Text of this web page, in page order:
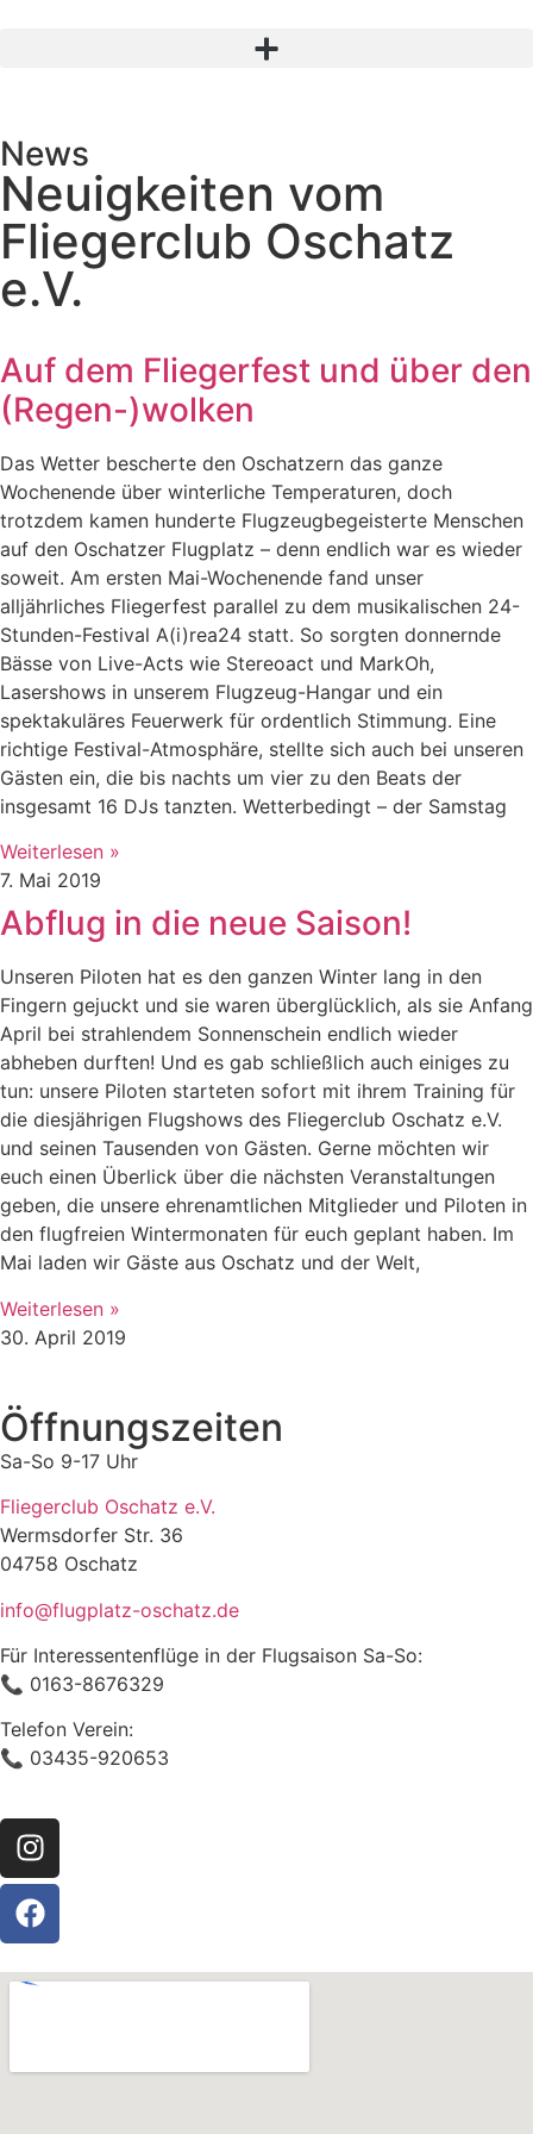
News
Neuigkeiten vom
Fliegerclub Oschatz
e.V.
Auf dem Fliegerfest und über den
(Regen-)wolken
Das Wetter bescherte den Oschatzern das ganze
Wochenende über winterliche Temperaturen, doch
trotzdem kamen hunderte Flugzeugbegeisterte Menschen
auf den Oschatzer Flugplatz – denn endlich war es wieder
soweit. Am ersten Mai-Wochenende fand unser
alljährliches Fliegerfest parallel zu dem musikalischen 24-
Stunden-Festival A(i)rea24 statt. So sorgten donnernde
Bässe von Live-Acts wie Stereoact und MarkOh,
Lasershows in unserem Flugzeug-Hangar und ein
spektakuläres Feuerwerk für ordentlich Stimmung. Eine
richtige Festival-Atmosphäre, stellte sich auch bei unseren
Gästen ein, die bis nachts um vier zu den Beats der
insgesamt 16 DJs tanzten. Wetterbedingt – der Samstag
Weiterlesen »
7. Mai 2019
Abflug in die neue Saison!
Unseren Piloten hat es den ganzen Winter lang in den
Fingern gejuckt und sie waren überglücklich, als sie Anfang
April bei strahlendem Sonnenschein endlich wieder
abheben durften! Und es gab schließlich auch einiges zu
tun: unsere Piloten starteten sofort mit ihrem Training für
die diesjährigen Flugshows des Fliegerclub Oschatz e.V.
und seinen Tausenden von Gästen. Gerne möchten wir
euch einen Überlick über die nächsten Veranstaltungen
geben, die unsere ehrenamtlichen Mitglieder und Piloten in
den flugfreien Wintermonaten für euch geplant haben. Im
Mai laden wir Gäste aus Oschatz und der Welt,
Weiterlesen »
30. April 2019
Öffnungszeiten
Sa-So 9-17 Uhr
Fliegerclub Oschatz e.V.
Wermsdorfer Str. 36
04758 Oschatz
info@flugplatz-oschatz.de
Für Interessentenflüge in der Flugsaison Sa-So:
📞 0163-8676329
Telefon Verein:
📞 03435-920653